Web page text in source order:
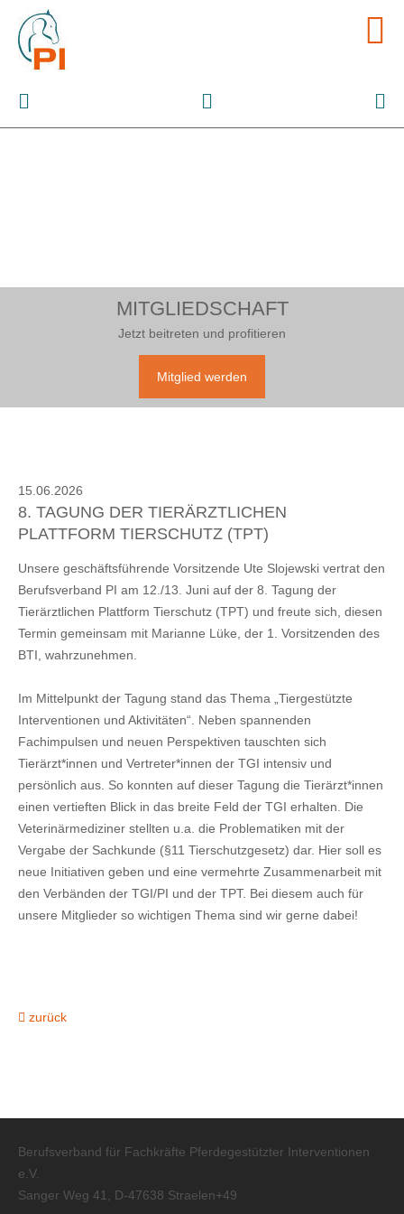
MITGLIEDSCHAFT
Jetzt beitreten und profitieren
Mitglied werden
15.06.2026
8. TAGUNG DER TIERÄRZTLICHEN
PLATTFORM TIERSCHUTZ (TPT)
Unsere geschäftsführende Vorsitzende Ute Slojewski vertrat den
Berufsverband PI am 12./13. Juni auf der 8. Tagung der
Tierärztlichen Plattform Tierschutz (TPT) und freute sich, diesen
Termin gemeinsam mit Marianne Lüke, der 1. Vorsitzenden des
BTI, wahrzunehmen.
Im Mittelpunkt der Tagung stand das Thema „Tiergestützte
Interventionen und Aktivitäten“. Neben spannenden
Fachimpulsen und neuen Perspektiven tauschten sich
Tierärzt*innen und Vertreter*innen der TGI intensiv und
persönlich aus. So konnten auf dieser Tagung die Tierärzt*innen
einen vertieften Blick in das breite Feld der TGI erhalten. Die
Veterinärmediziner stellten u.a. die Problematiken mit der
Vergabe der Sachkunde (§11 Tierschutzgesetz) dar. Hier soll es
neue Initiativen geben und eine vermehrte Zusammenarbeit mit
den Verbänden der TGI/PI und der TPT. Bei diesem auch für
unsere Mitglieder so wichtigen Thema sind wir gerne dabei!
zurück
Berufsverband für Fachkräfte Pferdegestützter Interventionen
e.V.
Sanger Weg 41, D-47638 Straelen+49